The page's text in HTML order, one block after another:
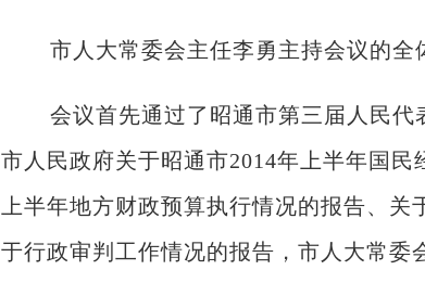
市人大常委会主任李勇主持会议的全
会议首先通过了昭通市第三届人民
市人民政府关于昭通市2014年上半年国
上半年地方财政预算执行情况的报告、
于行政审判工作情况的报告，市人大常